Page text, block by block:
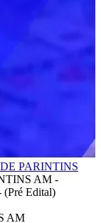
PARINTINS
AM -
Edital)
AM